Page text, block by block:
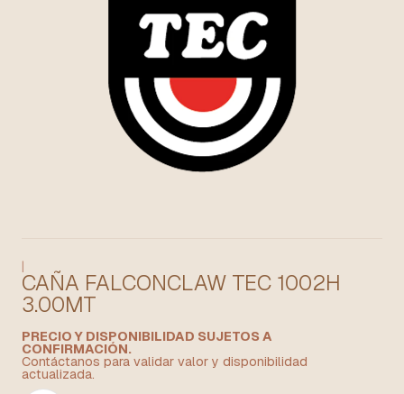
|
CAÑA FALCONCLAW TEC 1002H
3.00MT
PRECIO Y DISPONIBILIDAD SUJETOS A
CONFIRMACIÓN.
Contáctanos para validar valor y disponibilidad
actualizada.